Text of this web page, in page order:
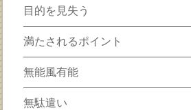
目的を見失う
満たされるポイント
無能風有能
無駄遣い